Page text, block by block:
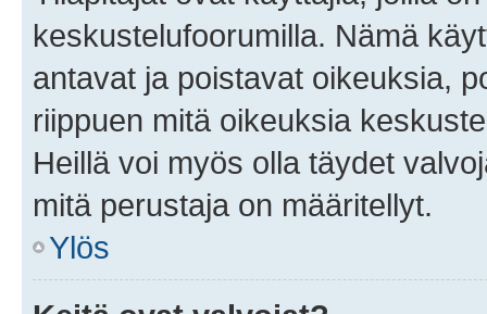
keskustelufoorumilla. Nämä
antavat ja poistavat oikeuksia,
riippuen mitä oikeuksia
Heillä voi myös olla täydet
mitä perustaja on määritellyt.
Ylös